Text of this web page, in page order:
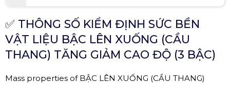
✅ THÔNG SỐ KIỂM ĐỊNH SỨC BỀN
VẬT LIỆU BẬC LÊN XUỐNG (CẦU
THANG) TĂNG GIẢM CAO ĐỘ (3 BẬC)
Mass properties of BẬC LÊN XUỐNG (CẦU THANG)